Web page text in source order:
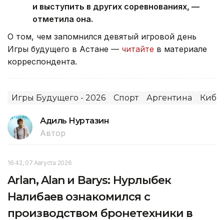
и выступить в других соревнованиях, —
отметила она.
О том, чем запомнился девятый игровой день
Игры будущего в Астане — читайте в материале
корреспондента.
Игры Будущего - 2026 Спорт Аргентина
Адиль Нуртазин
Автор
16:42, 07 Августа 2026
Arlan, Alan и Barys: Нурлыбек
Налибаев ознакомился с
производством бронетехники в